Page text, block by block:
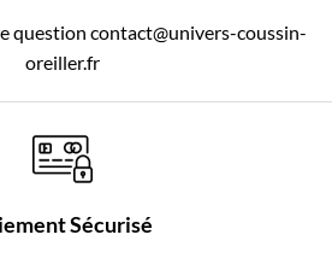
question contact@univers-coussin-
oreiller.fr
Sécurisé